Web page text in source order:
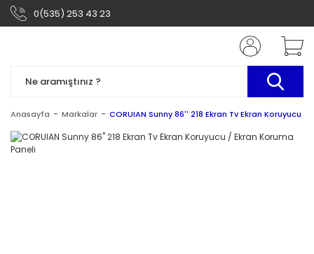
0(535) 253 43 23
Anasayfa Markalar CORUIAN Sunny 86'' 218 Ekran Tv Ekran Koruyucu /